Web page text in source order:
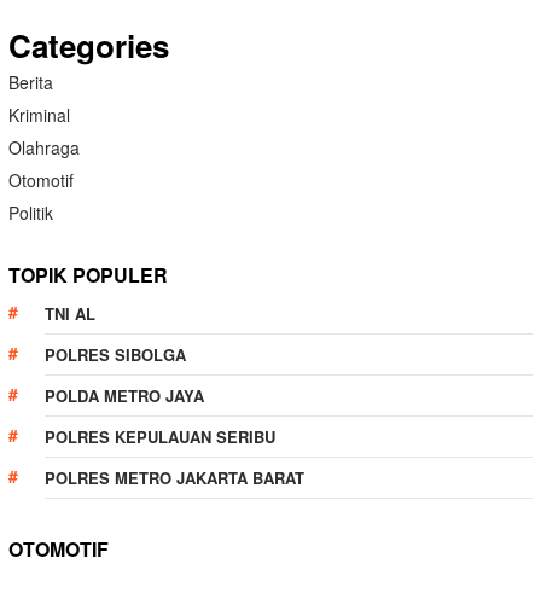
Categories
Berita
Kriminal
Olahraga
Otomotif
Politik
TOPIK POPULER
TNI AL
POLRES SIBOLGA
POLDA METRO JAYA
POLRES KEPULAUAN SERIBU
POLRES METRO JAKARTA BARAT
OTOMOTIF